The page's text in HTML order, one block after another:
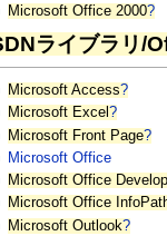
Microsoft Office 2000?
ライブラリ/
Microsoft Access?
Microsoft Excel?
Microsoft Front Page?
Microsoft Office
Microsoft Office
Microsoft Office
Microsoft Outlook?